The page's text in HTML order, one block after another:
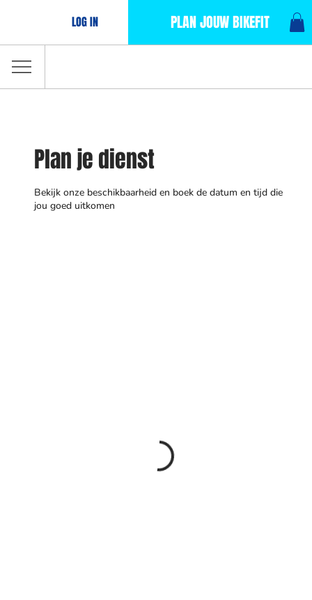
LOG IN PLAN JOUW BIKEFIT
Plan je dienst
Bekijk onze beschikbaarheid en boek de datum en tijd die
jou goed uitkomen